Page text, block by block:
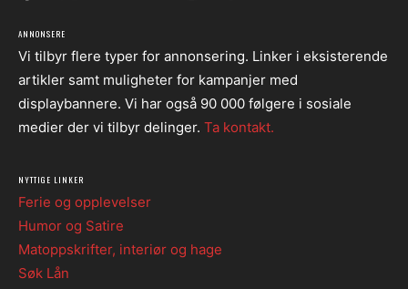
ANNONSERE
Vi tilbyr flere typer for annonsering. Linker i eksisterende
artikler samt muligheter for kampanjer med
displaybannere. Vi har også 90 000 følgere i sosiale
medier der vi tilbyr delinger. Ta kontakt.
NYTTIGE LINKER
Ferie og opplevelser
Humor og Satire
Matoppskrifter, interiør og hage
Søk Lån